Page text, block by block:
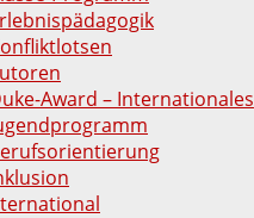
Award – Internationales